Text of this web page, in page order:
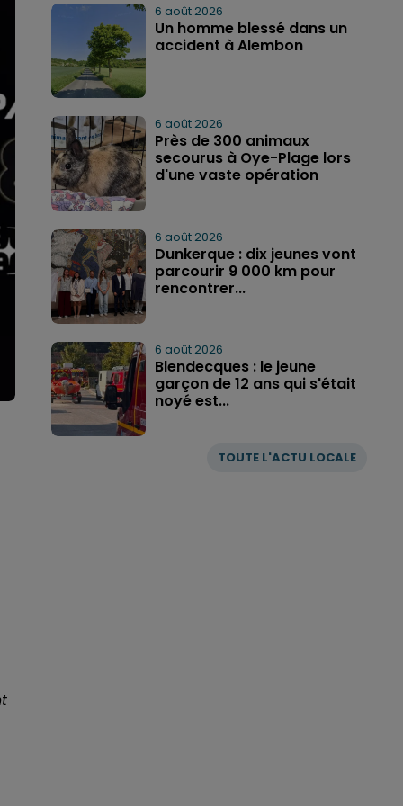
TOUTE L'ACTU LOCALE
6 août 2026
Un homme blessé dans un
accident à Alembon
6 août 2026
Près de 300 animaux
secourus à Oye-Plage lors
d'une vaste opération
6 août 2026
Dunkerque : dix jeunes vont
parcourir 9 000 km pour
rencontrer...
6 août 2026
Blendecques : le jeune
garçon de 12 ans qui s'était
noyé est...